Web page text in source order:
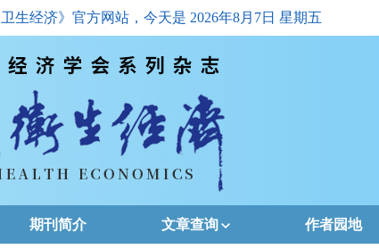
生经济》官方网站，今天是 2026年8月7日 星期五
期刊简介 文章查询 作者园地